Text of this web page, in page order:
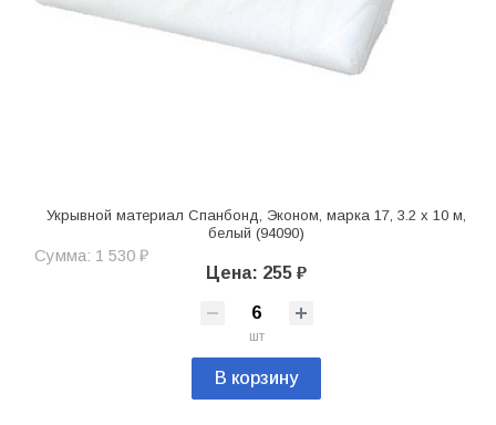
Укрывной материал Спанбонд, Эконом, марка 17, 3.2 х 10 м,
белый (94090)
Сумма: 1 530 ₽
Цена: 255 ₽
шт
В корзину